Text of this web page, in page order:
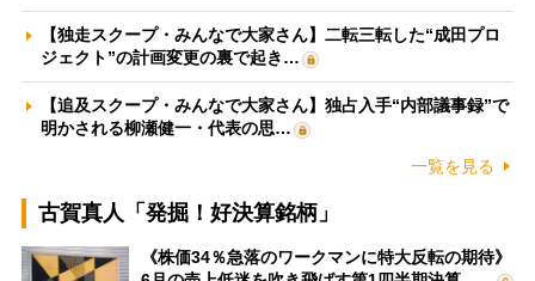
【独走スクープ・みんなで大家さん】二転三転した“成田プロ
ジェクト”の計画変更の裏で起き…
【追及スクープ・みんなで大家さん】独占入手“内部議事録”で
明かされる柳瀬健一・代表の思…
一覧を見る
古賀真人「発掘！好決算銘柄」
《株価34％急落のワークマンに特大反転の期待》